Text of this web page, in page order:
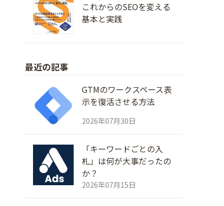
これからのSEOを変える
基本と実践
最近の記事
GTMのワークスペース表
示を復活させる方法
2026年07月30日
「キーワードごとの入
札」は何が大事だったの
か？
2026年07月15日